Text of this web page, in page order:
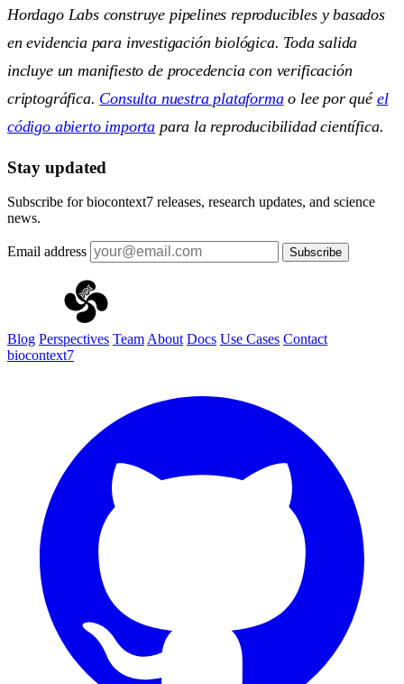
Hordago Labs construye pipelines reproducibles y basados
en evidencia para investigación biológica. Toda salida
incluye un manifiesto de procedencia con verificación
criptográfica. Consulta nuestra plataformao lee por qué el
código abierto importa para la reproducibilidad científica.
Stay updated
Subscribe for biocontext7 releases, research updates, and science
news.
Email address Subscribe
Blog Perspectives Team About Docs Use Cases Contact
biocontext7